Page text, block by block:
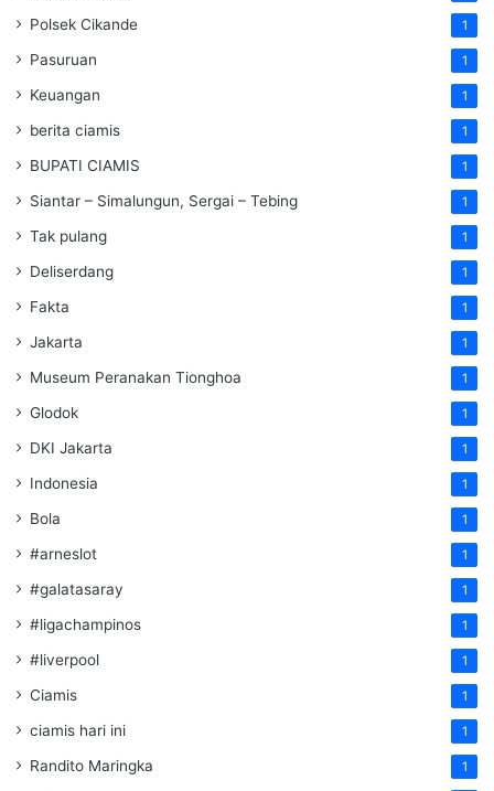
Polsek Cikande 1
Pasuruan 1
Keuangan 1
berita ciamis 1
BUPATI CIAMIS 1
Siantar – Simalungun, Sergai – Tebing 1
Tak pulang 1
Deliserdang 1
Fakta 1
Jakarta 1
Museum Peranakan Tionghoa 1
Glodok 1
DKI Jakarta 1
Indonesia 1
Bola 1
#arneslot 1
#galatasaray 1
#ligachampinos 1
#liverpool 1
Ciamis 1
ciamis hari ini 1
Randito Maringka 1